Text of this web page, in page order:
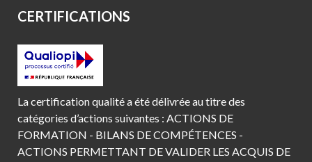
CERTIFICATIONS
La certification qualité a été délivrée au titre des
catégories d’actions suivantes : ACTIONS DE
FORMATION - BILANS DE COMPÉTENCES -
ACTIONS PERMETTANT DE VALIDER LES ACQUIS DE